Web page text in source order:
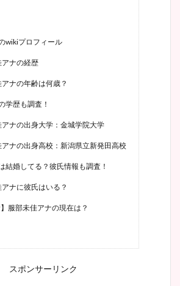
wikiプロフィール
アナの経歴
ナの年齢は何歳？
学歴も調査！
アナの出身大学：金城学院大学
アナの出身高校：新潟県立新発田高校
結婚してる？彼氏情報も調査！
ナに彼氏はいる？
服部未佳アナの現在は？
スポンサーリンク